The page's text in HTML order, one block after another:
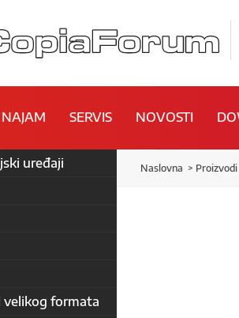
NAJAM SERVIS NOVOSTI
uređaji
velikog formata
Naslovna Proizvodi